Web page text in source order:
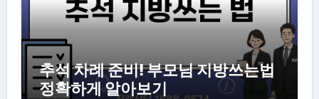
추석 차례 준비! 부모님 지방쓰는법
정확하게 알아보기